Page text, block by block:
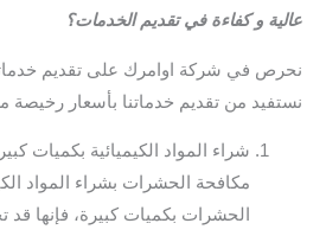
عالية و كفاءة في تقديم الخدمات؟
نحرص في شركة اوامرك على تقديم
نستفيد من تقديم خدماتنا بأسعار
شراء المواد الكيميائية بكميات
مكافحة الحشرات بشراء المواد
الحشرات بكميات كبيرة، فإنها